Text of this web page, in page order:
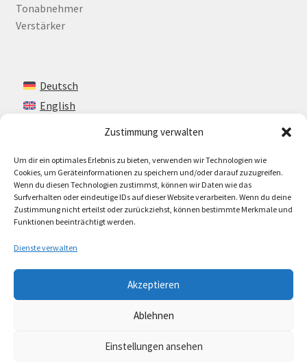
Zustimmung verwalten
Um dir ein optimales Erlebnis zu bieten, verwenden wir Technologien wie
Cookies, um Geräteinformationen zu speichern und/oder darauf zuzugreifen.
Wenn du diesen Technologien zustimmst, können wir Daten wie das
Surfverhalten oder eindeutige IDs auf dieser Website verarbeiten. Wenn du deine
Zustimmung nicht erteilst oder zurückziehst, können bestimmte Merkmale und
Funktionen beeinträchtigt werden.
Dienste verwalten
Akzeptieren
Ablehnen
Einstellungen ansehen
Tonabnehmer
Verstärker
Deutsch
English
Kontakt
Impressum + AGB
Cookie-Richtlinie (EU)
© Lando Music 2026
Erstellt mit WooCommerce